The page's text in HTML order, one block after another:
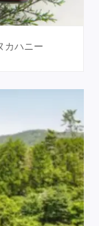
カハニー